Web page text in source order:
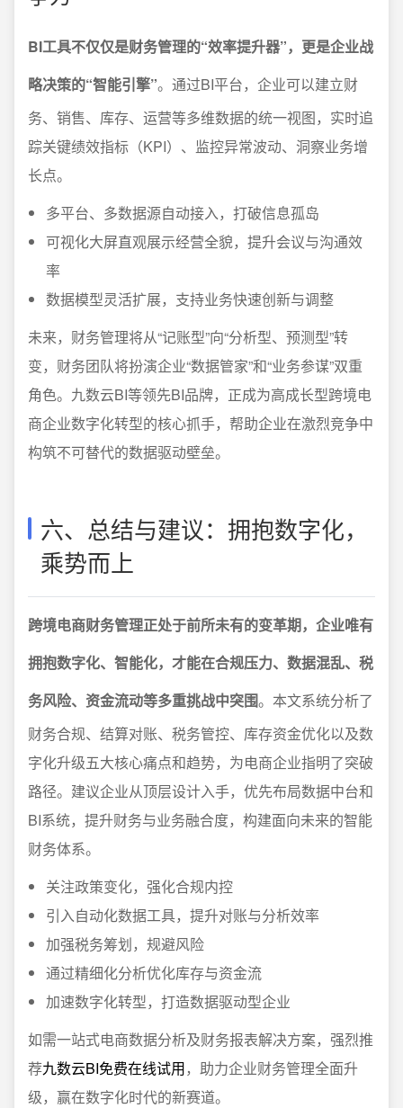
BI工具不仅仅是财务管理的“效率提升器”，更是企业战
略决策的“智能引擎”。通过BI平台，企业可以建立财
务、销售、库存、运营等多维数据的统一视图，实时追
踪关键绩效指标（KPI）、监控异常波动、洞察业务增
长点。
多平台、多数据源自动接入，打破信息孤岛
可视化大屏直观展示经营全貌，提升会议与沟通效
率
数据模型灵活扩展，支持业务快速创新与调整
未来，财务管理将从“记账型”向“分析型、预测型”转
变，财务团队将扮演企业“数据管家”和“业务参谋”双重
角色。九数云BI等领先BI品牌，正成为高成长型跨境电
商企业数字化转型的核心抓手，帮助企业在激烈竞争中
构筑不可替代的数据驱动壁垒。
六、总结与建议：拥抱数字化，
乘势而上
跨境电商财务管理正处于前所未有的变革期，企业唯有
拥抱数字化、智能化，才能在合规压力、数据混乱、税
务风险、资金流动等多重挑战中突围。本文系统分析了
财务合规、结算对账、税务管控、库存资金优化以及数
字化升级五大核心痛点和趋势，为电商企业指明了突破
路径。建议企业从顶层设计入手，优先布局数据中台和
BI系统，提升财务与业务融合度，构建面向未来的智能
财务体系。
关注政策变化，强化合规内控
引入自动化数据工具，提升对账与分析效率
加强税务筹划，规避风险
通过精细化分析优化库存与资金流
加速数字化转型，打造数据驱动型企业
如需一站式电商数据分析及财务报表解决方案，强烈推
荐九数云BI免费在线试用，助力企业财务管理全面升
级，赢在数字化时代的新赛道。